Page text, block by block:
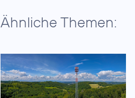
Ähnliche Themen: